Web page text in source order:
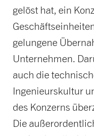
gelöst hat, ein
gelungene
Unternehmen.
auch die
Ingenieurskultur
des Konzerns
Die